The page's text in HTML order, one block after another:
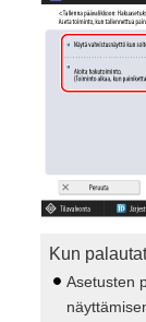
Kun
Asetusten